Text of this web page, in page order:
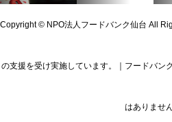
Copyright © NPO法人フードバンク仙台 All
の支援を受け実施しています。｜フードバン
はありません